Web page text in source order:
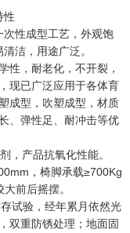
性
性成型工艺，外观饱
洁，用途广泛。
性，耐老化，不开裂，
现已广泛应用于各体育
成型，吹塑成型，材质
、弹性足、耐冲击等优
，产品抗氧化性能。
，椅脚承载≥700Kg
前后摇摆。
试验，经年累月依然光
双重防锈处理；地面固